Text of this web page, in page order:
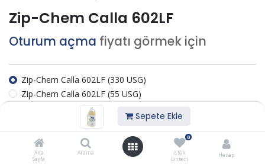
Sepete Ekle
Ana
Sayfa
Arama
0
İstek
Listesi
Hesap
Zip-Chem Calla 602LF
Oturum açma fiyatı görmek için
Zip-Chem Calla 602LF (330 USG)
Zip-Chem Calla 602LF (55 USG)
Zip-Chem Calla 602LF (1 USG)
Zip-Chem Calla 602LF (5 USG)
Sepete Ekle